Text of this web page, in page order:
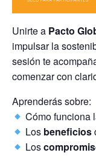
Unirte a Pacto
impulsar la
sesión te
comenzar con
Aprenderás sobre:
Cómo funciona
Los beneficios
Los